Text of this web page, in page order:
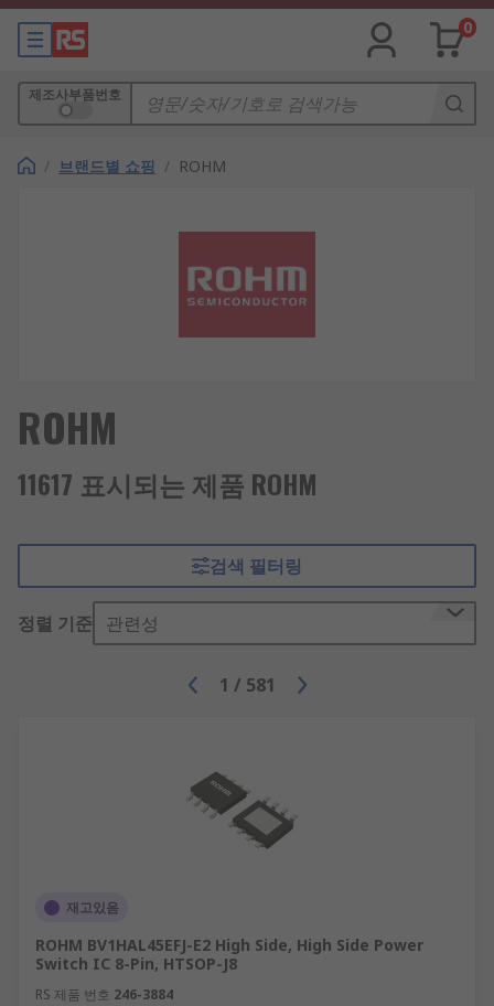
0
제조사부품번호
/ 브랜드별 쇼핑 / ROHM
ROHM
11617 표시되는 제품 ROHM
검색 필터링
정렬 기준 관련성
1 / 581
재고있음
ROHM BV1HAL45EFJ-E2 High Side, High Side Power
Switch IC 8-Pin, HTSOP-J8
RS 제품 번호 246-3884